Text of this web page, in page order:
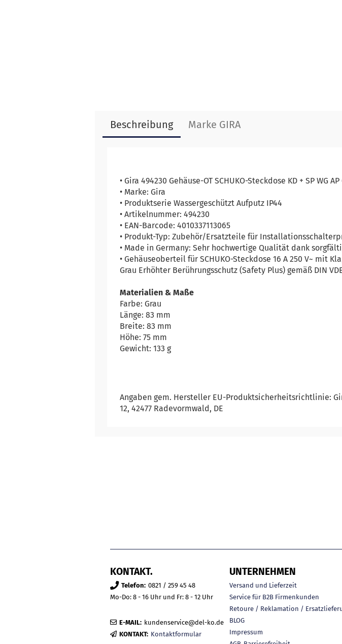
Beschreibung Marke GIRA
• Gira 494230 Gehäuse-OT SCHUKO-Steckdose KD + SP WG AP
• Marke: Gira
• Produktserie Wassergeschützt Aufputz IP44
• Artikelnummer: 494230
• EAN-Barcode: 4010337113065
• Produkt-Typ: Zubehör/Ersatzteile für
• Made in Germany: Sehr hochwertige Qualität dank
• Gehäuseoberteil für SCHUKO-Steckdose 16 A 250 V~ mit
Grau Erhöhter Berührungsschutz (Safety Plus) gemäß DIN
Materialien & Maße
Farbe: Grau
Länge: 83 mm
Breite: 83 mm
Höhe: 75 mm
Gewicht: 133 g
Angaben gem. Hersteller EU-Produktsicherheitsrichtlinie:
12, 42477 Radevormwald, DE
KONTAKT.
Telefon: 0821 / 259 45 48
Mo-Do: 8 - 16 Uhr und Fr: 8 - 12 Uhr
E-MAIL: kundenservice@del-ko.de
KONTAKT: Kontaktformular
UNTERNEHMEN
Versand und Lieferzeit
Service für B2B Firmenkunden
Retoure / Reklamation /
BLOG
Impressum